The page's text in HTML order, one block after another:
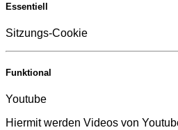
Essentiell
Sitzungs-Cookie
Funktional
Youtube
Hiermit werden Videos von